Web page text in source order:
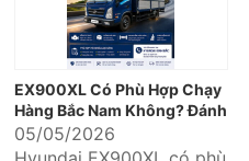
EX900XL Có Phù Hợp Chạy
Hàng Bắc Nam Không? Đánh
Giá Chi Tiết Từ Hyundai Kinh
Bắc
05/05/2026